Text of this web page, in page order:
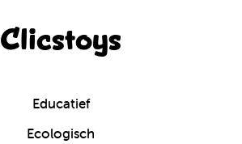
Clicstoys
Educatief
Ecologisch